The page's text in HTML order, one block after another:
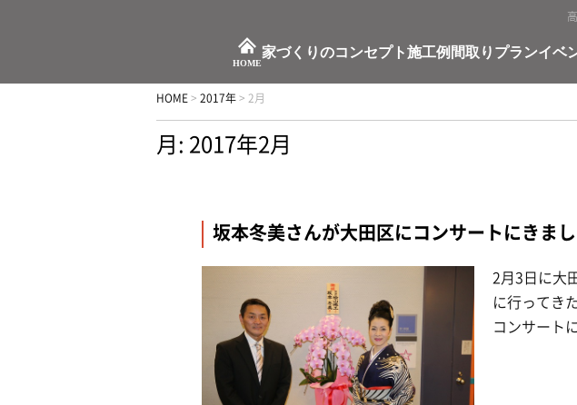
HOME
家づくりのコンセプト施工例 間取りプランイベ
HOME > 2017年 > 2月
月: 2017年2月
坂本冬美さんが大田区にコンサートにきまし
2月3日に大
に行ってき
コンサート